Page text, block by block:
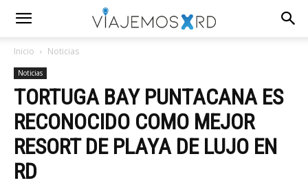
Inicio Noticias
Noticias
TORTUGA BAY PUNTACANA ES
RECONOCIDO COMO MEJOR
RESORT DE PLAYA DE LUJO EN
RD